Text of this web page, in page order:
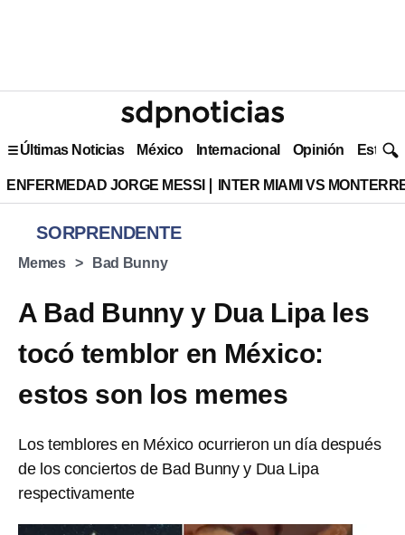
Últimas Noticias México Internacional Opinión Estilo
ENFERMEDAD JORGE MESSI INTER MIAMI VS
SORPRENDENTE
Memes Bad Bunny
A Bad Bunny y Dua Lipa les
tocó temblor en México:
estos son los memes
Los temblores en México ocurrieron un día después
de los conciertos de Bad Bunny y Dua Lipa
respectivamente